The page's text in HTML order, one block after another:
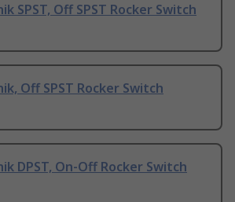
SPST, Off SPST Rocker Switch
Off SPST Rocker Switch
DPST, On-Off Rocker Switch